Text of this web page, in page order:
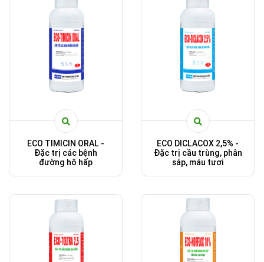
ECO TIMICIN ORAL -
Đặc trị các bệnh
đường hô hấp
ECO DICLACOX 2,5% -
Đặc trị cầu trùng, phân
sáp, máu tươi